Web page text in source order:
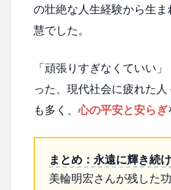
の壮絶な人生経験から生
慧でした。
「頑張りすぎなくていい
った、現代社会に疲れた
も多く、心の平安と安らぎ
まとめ：永遠に輝き続
美輪明宏さんが残した